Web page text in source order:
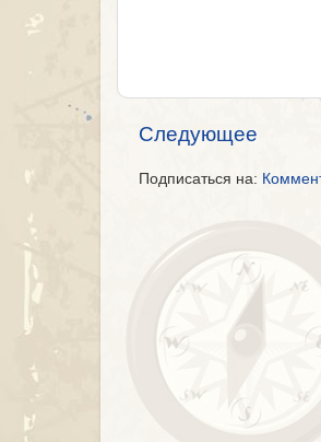
Следующее
Подписаться на: